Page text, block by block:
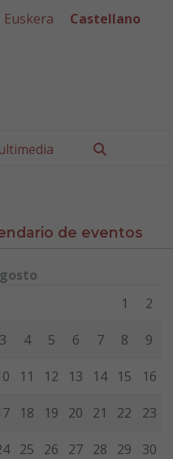
Euskera Castellano
de eventos
Miércoles Jueves
1 2
3 4 5 6 7 8 9
11 12 13 14 15 16
18 19 20 21 22 23
25 26 27 28 29 30